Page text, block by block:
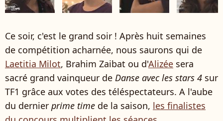
Ce soir, c'est le grand soir ! Après huit semaines
de compétition acharnée, nous saurons qui de
Laetitia Milot, Brahim Zaibat ou d'Alizée sera
sacré grand vainqueur de Danse avec les stars 4 sur
TF1 grâce aux votes des téléspectateurs. A l'aube
du dernier prime time de la saison, les finalistes